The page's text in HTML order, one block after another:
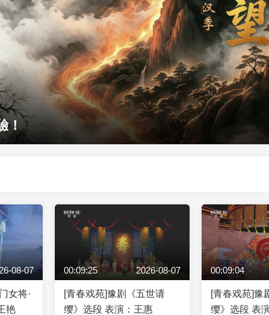
！
08-07
女将·
艳
00:09:25 2026-08-07
[青春戏苑]豫剧《五世请
缨》选段 表演：王惠
00:09:04
[青春戏苑]豫
缨》选段 表